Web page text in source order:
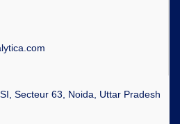
Secteur 63, Noida, Uttar Pradesh